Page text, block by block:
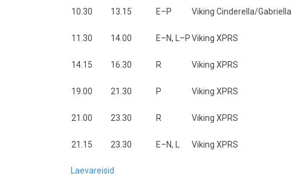
10.30 13.15 E–P Viking Cinderella/Gabriella
11.30 14.00 E–N, L–PViking XPRS
14.15 16.30 R Viking XPRS
19.00 21.30 P Viking XPRS
21.00 23.30 R Viking XPRS
21.15 23.30 E–N, L Viking XPRS
Laevareisid